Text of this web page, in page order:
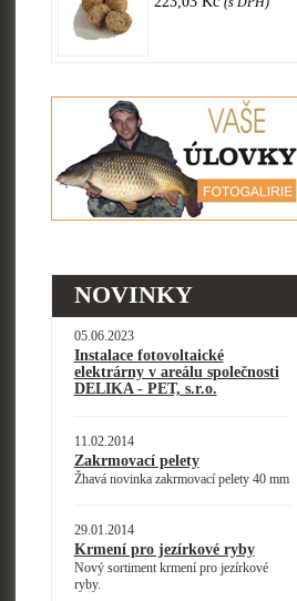
NOVINKY
05.06.2023
Instalace fotovoltaické
elektrárny v areálu společnosti
DELIKA - PET, s.r.o.
11.02.2014
Zakrmovací pelety
Žhavá novinka zakrmovací pelety 40 mm
29.01.2014
Krmení pro jezírkové ryby
Nový sortiment krmení pro jezírkové
ryby.